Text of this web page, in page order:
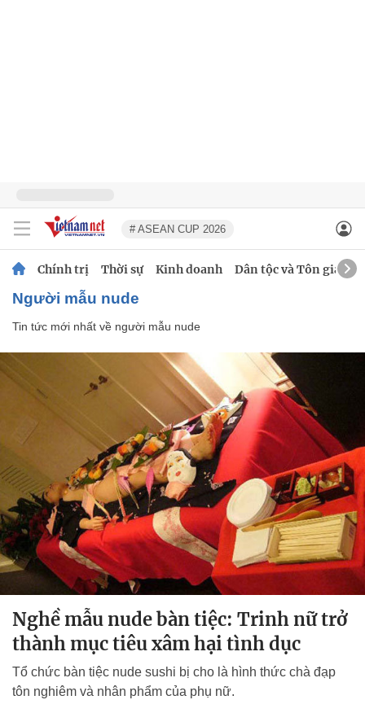
# ASEAN CUP 2026
Chính trị Thời sự Kinh doanh Dân tộc và Tôn giáo
người mẫu nude
Tin tức mới nhất về người mẫu nude
Nghề mẫu nude bàn tiệc: Trinh nữ trở
thành mục tiêu xâm hại tình dục
Tổ chức bàn tiệc nude sushi bị cho là hình thức chà đạp
tôn nghiêm và nhân phẩm của phụ nữ.